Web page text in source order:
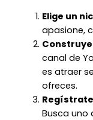
Elige un
apasione,
canal de
es atraer
ofreces.
Busca uno